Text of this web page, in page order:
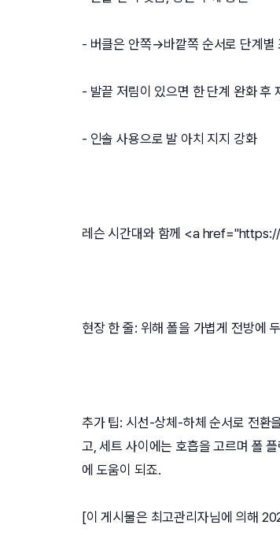
- 버클은 안쪽→바깥쪽 순서로 단계별
- 발끝 저림이 있으면 한 단계 완화 후
- 인솔 사용으로 발 아치 지지 강화
레슨 시간대와 함께 <a href="
현장 한 줄: 위해 폴을 가볍게 전방에
추가 팁: 시선-상체-하체 순서로 전환
고, 세트 사이에는 호흡을 고르며 폴
에 도움이 되죠.
[이 게시물은 최고관리자님에 의해